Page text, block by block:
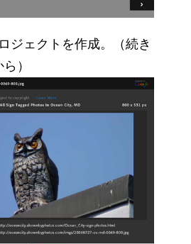
ジェクトを作成。（続き
）